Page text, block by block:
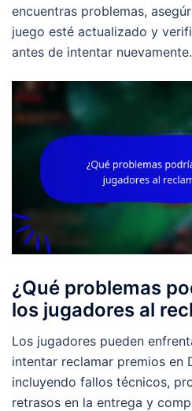
encuentras problemas,
juego esté actualizado y
antes de intentar nuevamente.
¿Qué problemas
los jugadores al
Los jugadores pueden
intentar reclamar premios en
incluyendo fallos técnicos,
retrasos en la entrega y